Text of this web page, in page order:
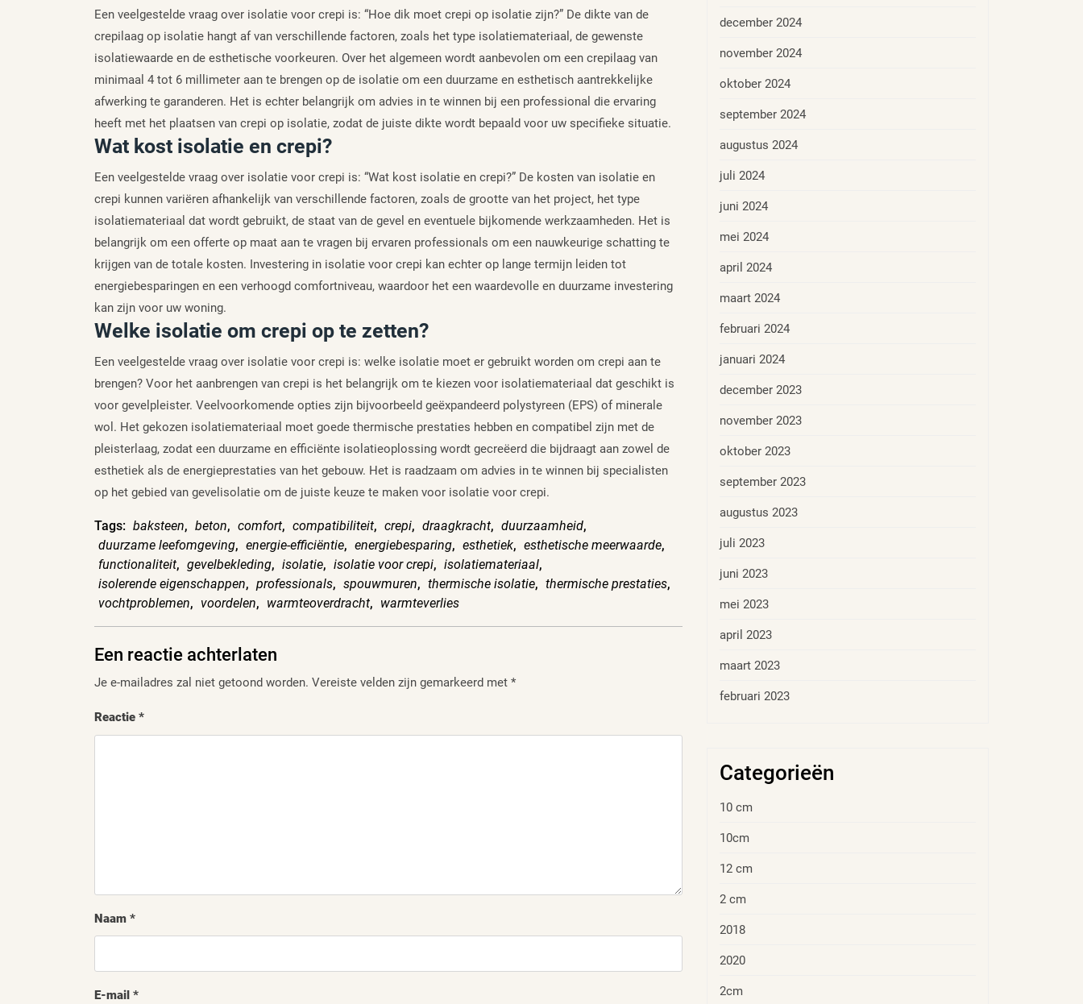
Een veelgestelde vraag over isolatie voor crepi is: “Hoe dik moet crepi op isolatie zijn?” De dikte van de
crepilaag op isolatie hangt af van verschillende factoren, zoals het type isolatiemateriaal, de gewenste
isolatiewaarde en de esthetische voorkeuren. Over het algemeen wordt aanbevolen om een crepilaag van
minimaal 4 tot 6 millimeter aan te brengen op de isolatie om een duurzame en esthetisch aantrekkelijke
afwerking te garanderen. Het is echter belangrijk om advies in te winnen bij een professional die ervaring
heeft met het plaatsen van crepi op isolatie, zodat de juiste dikte wordt bepaald voor uw specifieke situatie.
Wat kost isolatie en crepi?
Een veelgestelde vraag over isolatie voor crepi is: “Wat kost isolatie en crepi?” De kosten van isolatie en
crepi kunnen variëren afhankelijk van verschillende factoren, zoals de grootte van het project, het type
isolatiemateriaal dat wordt gebruikt, de staat van de gevel en eventuele bijkomende werkzaamheden. Het is
belangrijk om een offerte op maat aan te vragen bij ervaren professionals om een nauwkeurige schatting te
krijgen van de totale kosten. Investering in isolatie voor crepi kan echter op lange termijn leiden tot
energiebesparingen en een verhoogd comfortniveau, waardoor het een waardevolle en duurzame investering
kan zijn voor uw woning.
Welke isolatie om crepi op te zetten?
Een veelgestelde vraag over isolatie voor crepi is: welke isolatie moet er gebruikt worden om crepi aan te
brengen? Voor het aanbrengen van crepi is het belangrijk om te kiezen voor isolatiemateriaal dat geschikt is
voor gevelpleister. Veelvoorkomende opties zijn bijvoorbeeld geëxpandeerd polystyreen (EPS) of minerale
wol. Het gekozen isolatiemateriaal moet goede thermische prestaties hebben en compatibel zijn met de
pleisterlaag, zodat een duurzame en efficiënte isolatieoplossing wordt gecreëerd die bijdraagt aan zowel de
esthetiek als de energieprestaties van het gebouw. Het is raadzaam om advies in te winnen bij specialisten
op het gebied van gevelisolatie om de juiste keuze te maken voor isolatie voor crepi.
Tags: baksteen, beton, comfort, compatibiliteit, crepi, draagkracht, duurzaamheid,
duurzame leefomgeving, energie-efficiëntie, energiebesparing, esthetiek, esthetische meerwaarde,
functionaliteit, gevelbekleding, isolatie, isolatie voor crepi, isolatiemateriaal,
isolerende eigenschappen, professionals, spouwmuren, thermische isolatie, thermische prestaties,
vochtproblemen, voordelen, warmteoverdracht, warmteverlies
Een reactie achterlaten
Je e-mailadres zal niet getoond worden. Vereiste velden zijn gemarkeerd met *
Reactie *
Naam *
E-mail *
december 2024
november 2024
oktober 2024
september 2024
augustus 2024
juli 2024
juni 2024
mei 2024
april 2024
maart 2024
februari 2024
januari 2024
december 2023
november 2023
oktober 2023
september 2023
augustus 2023
juli 2023
juni 2023
mei 2023
april 2023
maart 2023
februari 2023
Categorieën
10 cm
10cm
12 cm
2 cm
2018
2020
2cm